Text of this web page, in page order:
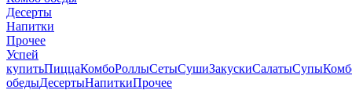
Десерты
Напитки
Прочее
Успей
купитьПиццаКомбоРоллыСетыСушиЗакускиСалатыСупы
обедыДесертыНапиткиПрочее